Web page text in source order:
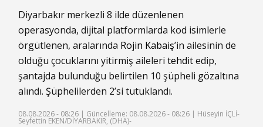
Diyarbakır merkezli 8 ilde düzenlenen
operasyonda, dijital platformlarda kod isimlerle
örgütlenen, aralarında Rojin Kabaiş’in ailesinin de
olduğu çocuklarını yitirmiş aileleri tehditedip,
şantajda bulunduğu belirtilen 10 şüpheli gözaltına
alındı. Şüphelilerden 2’si tutuklandı.
08.08.2026 - 08:26 | Güncelleme: 08.08.2026 - 08:26 | Hüseyin İÇLİ-
Seyfettin EKEN/DİYARBAKIR, (DHA)-